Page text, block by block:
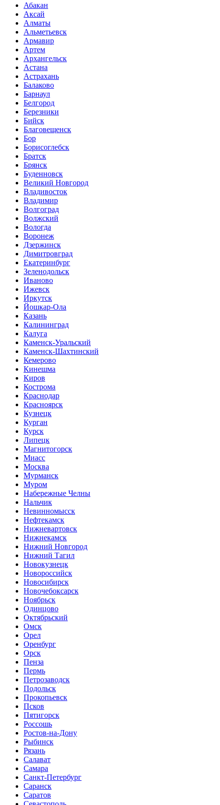
Абакан
Аксай
Алматы
Альметьевск
Армавир
Артем
Архангельск
Астана
Астрахань
Балаково
Барнаул
Белгород
Березники
Бийск
Благовещенск
Бор
Борисоглебск
Братск
Брянск
Буденновск
Великий Новгород
Владивосток
Владимир
Волгоград
Волжский
Вологда
Воронеж
Дзержинск
Димитровград
Екатеринбург
Зеленодольск
Иваново
Ижевск
Иркутск
Йошкар-Ола
Казань
Калининград
Калуга
Каменск-Уральский
Каменск-Шахтинский
Кемерово
Кинешма
Киров
Кострома
Краснодар
Красноярск
Кузнецк
Курган
Курск
Липецк
Магнитогорск
Миасс
Москва
Мурманск
Муром
Набережные Челны
Нальчик
Невинномысск
Нефтекамск
Нижневартовск
Нижнекамск
Нижний Новгород
Нижний Тагил
Новокузнецк
Новороссийск
Новосибирск
Новочебоксарск
Ноябрьск
Одинцово
Октябрьский
Омск
Орел
Оренбург
Орск
Пенза
Пермь
Петрозаводск
Подольск
Прокопьевск
Псков
Пятигорск
Россошь
Ростов-на-Дону
Рыбинск
Рязань
Салават
Самара
Санкт-Петербург
Саранск
Саратов